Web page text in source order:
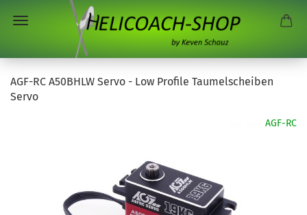
AGF-RC A50BHLW Servo - Low Profile Taumelscheiben
Servo
AGF-RC